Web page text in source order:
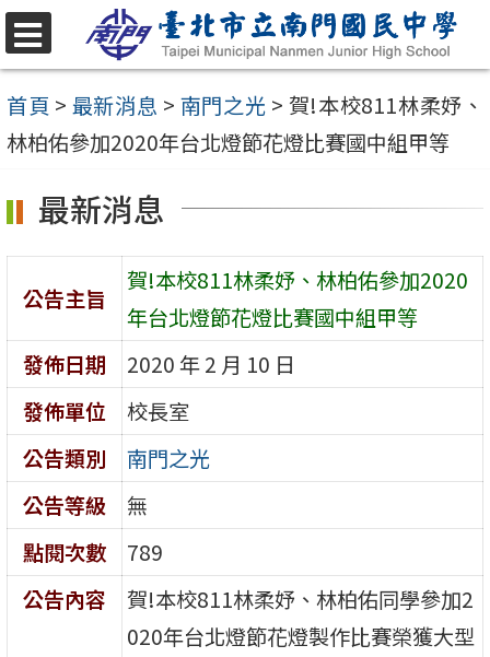
跳
至
主
要
容
選
單
首頁 > 最新消息 > 南門之光 > 賀!本校811林柔妤、
林柏佑參加2020年台北燈節花燈比賽國中組甲等
最新消息
公告主旨
賀!本校811林柔妤、林柏佑參加2020
年台北燈節花燈比賽國中組甲等
發佈日期
2020 年 2 月 10 日
發佈單位
校長室
公告類別
南門之光
公告等級
無
點閱次數
789
公告內容
賀!本校811林柔妤、林柏佑同學參加2
020年台北燈節花燈製作比賽榮獲大型